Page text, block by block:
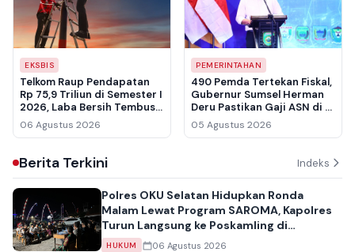
EKSBIS
Telkom Raup Pendapatan
Rp 75,9 Triliun di Semester I
2026, Laba Bersih Tembus
Rp 10,6 Triliun
06 Agustus 2026
PEMERINTAHAN
490 Pemda Tertekan Fiskal,
Gubernur Sumsel Herman
Deru Pastikan Gaji ASN di 17
Kabupaten Kota Tetap
Normal
05 Agustus 2026
Berita Terkini Indeks
Polres OKU Selatan Hidupkan Ronda
Malam Lewat Program SAROMA, Kapolres
Turun Langsung ke Poskamling di
Muaradua
HUKUM 06 Agustus 2026